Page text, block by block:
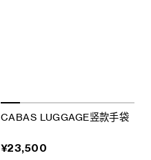
CABAS LUGGAGE竖款手袋
¥23,500